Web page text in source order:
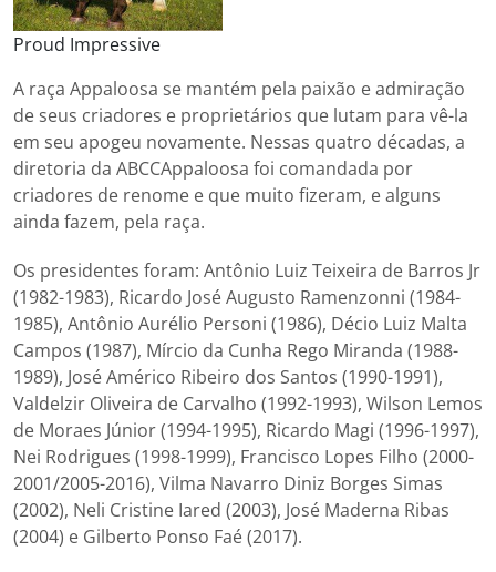
Proud Impressive
A raça Appaloosa se mantém pela paixão e admiração
de seus criadores e proprietários que lutam para vê-la
em seu apogeu novamente. Nessas quatro décadas, a
diretoria da ABCCAppaloosa foi comandada por
criadores de renome e que muito fizeram, e alguns
ainda fazem, pela raça.
Os presidentes foram: Antônio Luiz Teixeira de Barros Jr
(1982-1983), Ricardo José Augusto Ramenzonni (1984-
1985), Antônio Aurélio Personi (1986), Décio Luiz Malta
Campos (1987), Mírcio da Cunha Rego Miranda (1988-
1989), José Américo Ribeiro dos Santos (1990-1991),
Valdelzir Oliveira de Carvalho (1992-1993), Wilson Lemos
de Moraes Júnior (1994-1995), Ricardo Magi (1996-1997),
Nei Rodrigues (1998-1999), Francisco Lopes Filho (2000-
2001/2005-2016), Vilma Navarro Diniz Borges Simas
(2002), Neli Cristine Iared (2003), José Maderna Ribas
(2004) e Gilberto Ponso Faé (2017).